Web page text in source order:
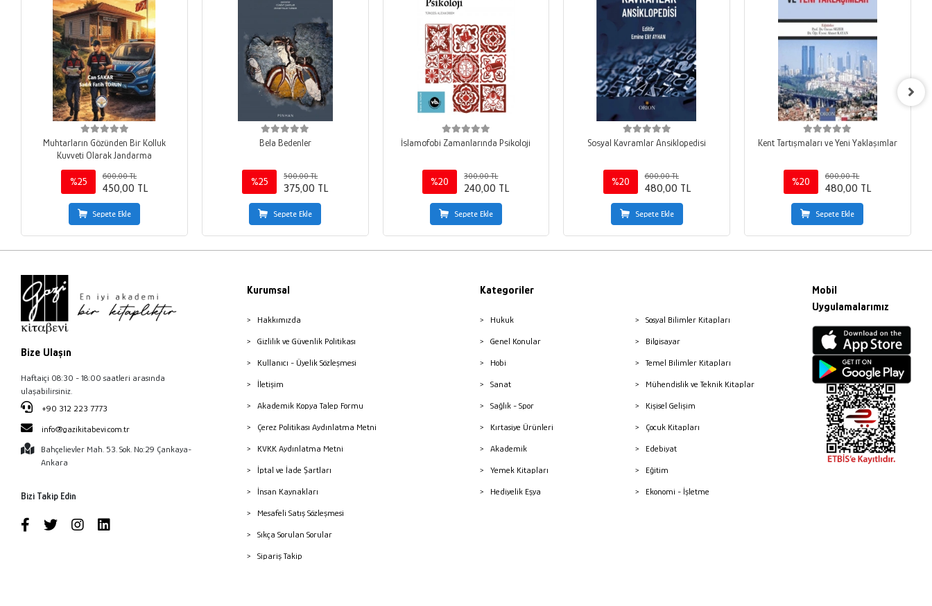
Muhtarların Gözünden Bir Kolluk
Kuvveti Olarak Jandarma
%25
600,00 TL
450,00 TL
Sepete Ekle
Bela Bedenler
%25
500,00 TL
375,00 TL
Sepete Ekle
İslamofobi Zamanlarında Psikoloji
%20
300,00 TL
240,00 TL
Sepete Ekle
Sosyal Kavramlar Ansiklopedisi
%20
600,00 TL
480,00 TL
Sepete Ekle
Kent Tartışmaları ve Yeni Yaklaşımlar
%20
600,00 TL
480,00 TL
Sepete Ekle
Bize Ulaşın
Haftaiçi 08:30 - 18:00 saatleri arasında
ulaşabilirsiniz.
+90 312 223 7773
info@gazikitabevi.com.tr
Bahçelievler Mah. 53. Sok. No:29 Çankaya-
Ankara
Bizi Takip Edin
Kurumsal
Hakkımızda
Gizlilik ve Güvenlik Politikası
Kullanıcı - Üyelik Sözleşmesi
İletişim
Akademik Kopya Talep Formu
Çerez Politikası Aydınlatma Metni
KVKK Aydınlatma Metni
İptal ve İade Şartları
İnsan Kaynakları
Mesafeli Satış Sözleşmesi
Sıkça Sorulan Sorular
Sipariş Takip
Kategoriler
Hukuk
Genel Konular
Hobi
Sanat
Sağlık - Spor
Kırtasiye Ürünleri
Akademik
Yemek Kitapları
Hediyelik Eşya
Sosyal Bilimler Kitapları
Bilgisayar
Temel Bilimler Kitapları
Mühendislik ve Teknik Kitaplar
Kişisel Gelişim
Çocuk Kitapları
Edebiyat
Eğitim
Ekonomi - İşletme
Mobil
Uygulamalarımız